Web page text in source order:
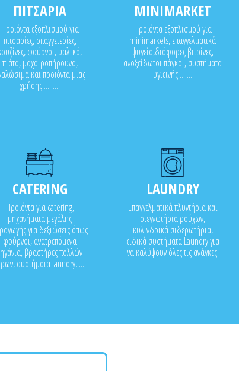
ΠΙΤΣΑΡΙΑ
Προϊόντα εξοπλισμού για
πιτσαρίες, σπαγγετερίες,
φούρνοι, υαλικά,
πιάτα, μαχαιροπήρουνα,
και προϊόντα μιας
χρήσης..........
MINIMARKET
Προϊόντα εξοπλισμού για
minimarkets, επαγγελματικά
ψυγεία,διάφορες βιτρίνες,
ανοξείδωτοι πάγκοι, συστήματα
υγιεινής........
CATERING
Προϊόντα για catering,
μηχανήματα μεγάλης
για δεξιώσεις όπως
φούρνοι, ανατρεπόμενα
βραστήρες πολλών
συστήματα laundry.......
LAUNDRY
Επαγγελματικά πλυντήρια και
στεγνωτήρια ρούχων,
κυλινδρικά σιδερωτήρια,
ειδικά συστήματα Laundry για
να καλύψουν όλες τις ανάγκες.